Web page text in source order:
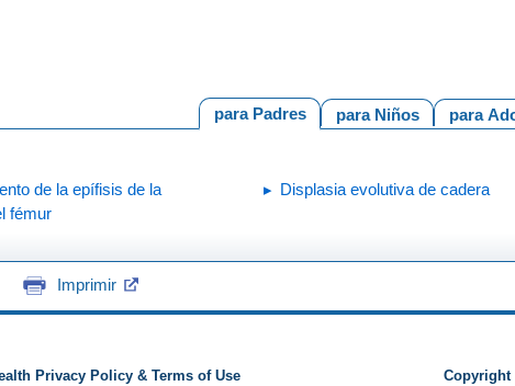
para
para Niños
para Padres
de la epífisis de la
fémur
Displasia evolutiva de cadera
Imprimir
Privacy Policy & Terms of Use Copyright